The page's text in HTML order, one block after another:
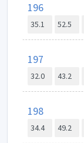
196
35.1 52.5
197
32.0 43.2
198
34.4 49.2